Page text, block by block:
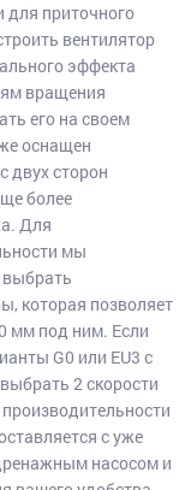
для приточного
вентилятор
эффекта
вращения
его на своем
оснащен
двух сторон
более
Для
мы
которая позволяет
мм под ним. Если
G0 или EU3 с
2 скорости
с уже
насосом и